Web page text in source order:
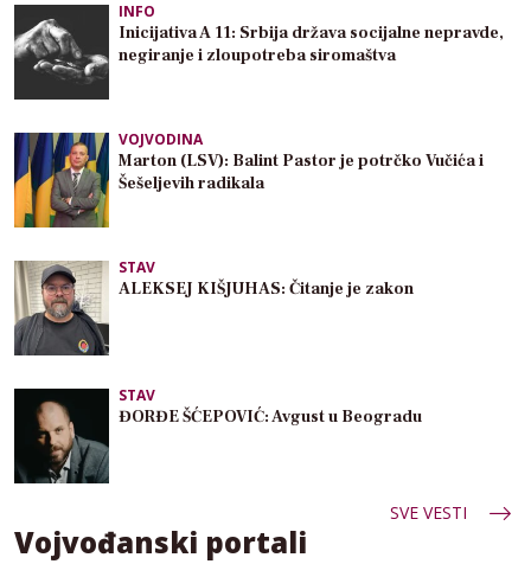
INFO
Inicijativa A 11: Srbija država socijalne nepravde,
negiranje i zloupotreba siromaštva
VOJVODINA
Marton (LSV): Balint Pastor je potrčko Vučića i
Šešeljevih radikala
STAV
ALEKSEJ KIŠJUHAS: Čitanje je zakon
STAV
ĐORĐE ŠĆEPOVIĆ: Avgust u Beogradu
SVE VESTI
Vojvođanski portali